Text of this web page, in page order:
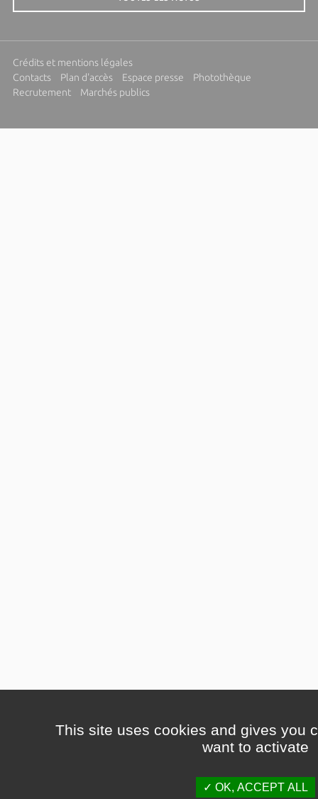
Crédits et mentions légales
Contacts
Plan d'accès Espace presse
Photothèque
Recrutement
Marchés publics
This site uses cookies and gives you
want to activate
OK, ACCEPT ALL